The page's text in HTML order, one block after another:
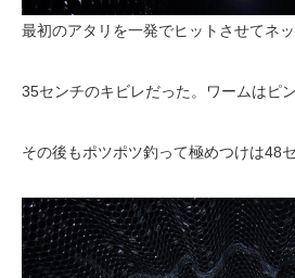
最初のアタリを一発でヒットさせてネッ
35センチのキビレだった。ワームはピ
その後もポツポツ釣って極めつけは48